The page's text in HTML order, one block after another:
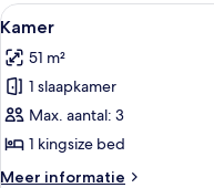
Alle
foto's
voor
Kamer
laden
4
Kamer
51 m²
1 slaapkamer
Max. aantal: 3
1 kingsize bed
Meer informatie
Meer